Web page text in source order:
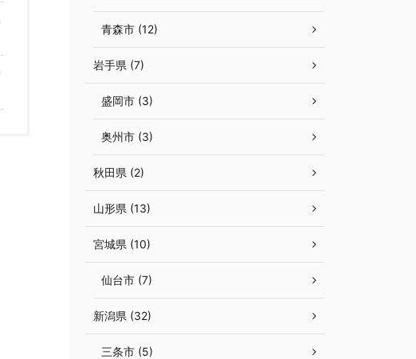
青森市 (12)
岩手県 (7)
盛岡市 (3)
奥州市 (3)
秋田県 (2)
山形県 (13)
宮城県 (10)
仙台市 (7)
新潟県 (32)
三条市 (5)